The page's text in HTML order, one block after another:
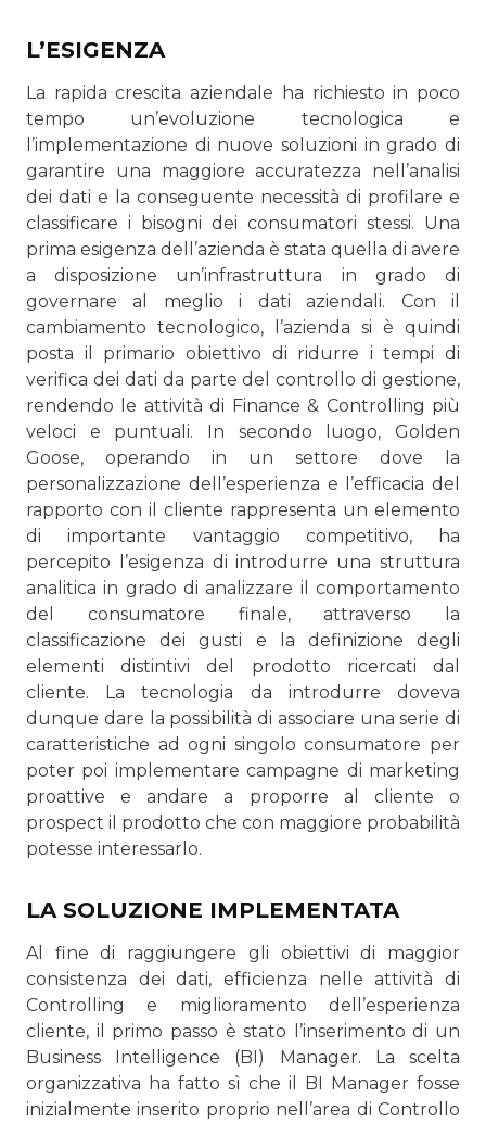
L’ESIGENZA
La rapida crescita aziendale ha richiesto in poco
tempo un’evoluzione tecnologica e
l’implementazione di nuove soluzioni in grado di
garantire una maggiore accuratezza nell’analisi
dei dati e la conseguente necessità di profilare e
classificare i bisogni dei consumatori stessi. Una
prima esigenza dell’azienda è stata quella di avere
a disposizione un’infrastruttura in grado di
governare al meglio i dati aziendali. Con il
cambiamento tecnologico, l’azienda si è quindi
posta il primario obiettivo di ridurre i tempi di
verifica dei dati da parte del controllo di gestione,
rendendo le attività di Finance & Controlling più
veloci e puntuali. In secondo luogo, Golden
Goose, operando in un settore dove la
personalizzazione dell’esperienza e l’efficacia del
rapporto con il cliente rappresenta un elemento
di importante vantaggio competitivo, ha
percepito l’esigenza di introdurre una struttura
analitica in grado di analizzare il comportamento
del consumatore finale, attraverso la
classificazione dei gusti e la definizione degli
elementi distintivi del prodotto ricercati dal
cliente. La tecnologia da introdurre doveva
dunque dare la possibilità di associare una serie di
caratteristiche ad ogni singolo consumatore per
poter poi implementare campagne di marketing
proattive e andare a proporre al cliente o
prospect il prodotto che con maggiore probabilità
potesse interessarlo.
LA SOLUZIONE IMPLEMENTATA
Al fine di raggiungere gli obiettivi di maggior
consistenza dei dati, efficienza nelle attività di
Controlling e miglioramento dell’esperienza
cliente, il primo passo è stato l’inserimento di un
Business Intelligence (BI) Manager. La scelta
organizzativa ha fatto sì che il BI Manager fosse
inizialmente inserito proprio nell’area di Controllo